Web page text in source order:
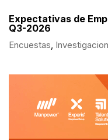
Expectativas de
Q3-2026
Encuestas,